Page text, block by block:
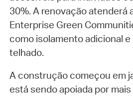
30%. A renovação atenderá
Enterprise Green
como isolamento adicional
telhado.
A construção começou em
está sendo apoiada por